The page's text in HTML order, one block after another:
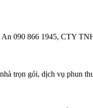
An 090 866 1945, CTY
trọn gói, dịch vụ phun